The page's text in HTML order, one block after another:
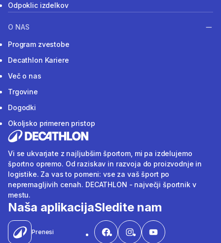
Odpoklic izdelkov
O NAS
Program zvestobe
Decathlon Kariere
Več o nas
Trgovine
Dogodki
Okoljsko primeren pristop
Vi se ukvarjate z najljubšim športom, mi pa izdelujemo
športno opremo. Od raziskav in razvoja do proizvodnje in
logistike. Za vas to pomeni: vse za vaš šport po
nepremagljivih cenah. DECATHLON - največji športnik v
mestu.
Naša aplikacija
Prenesi
Sledite nam